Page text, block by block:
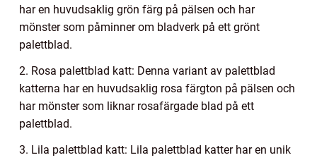
har en huvudsaklig grön färg på pälsen och har
mönster som påminner om bladverk på ett grönt
palettblad.
2. Rosa palettblad katt: Denna variant av palettblad
katterna har en huvudsaklig rosa färgton på pälsen och
har mönster som liknar rosafärgade blad på ett
palettblad.
3. Lila palettblad katt: Lila palettblad katter har en unik